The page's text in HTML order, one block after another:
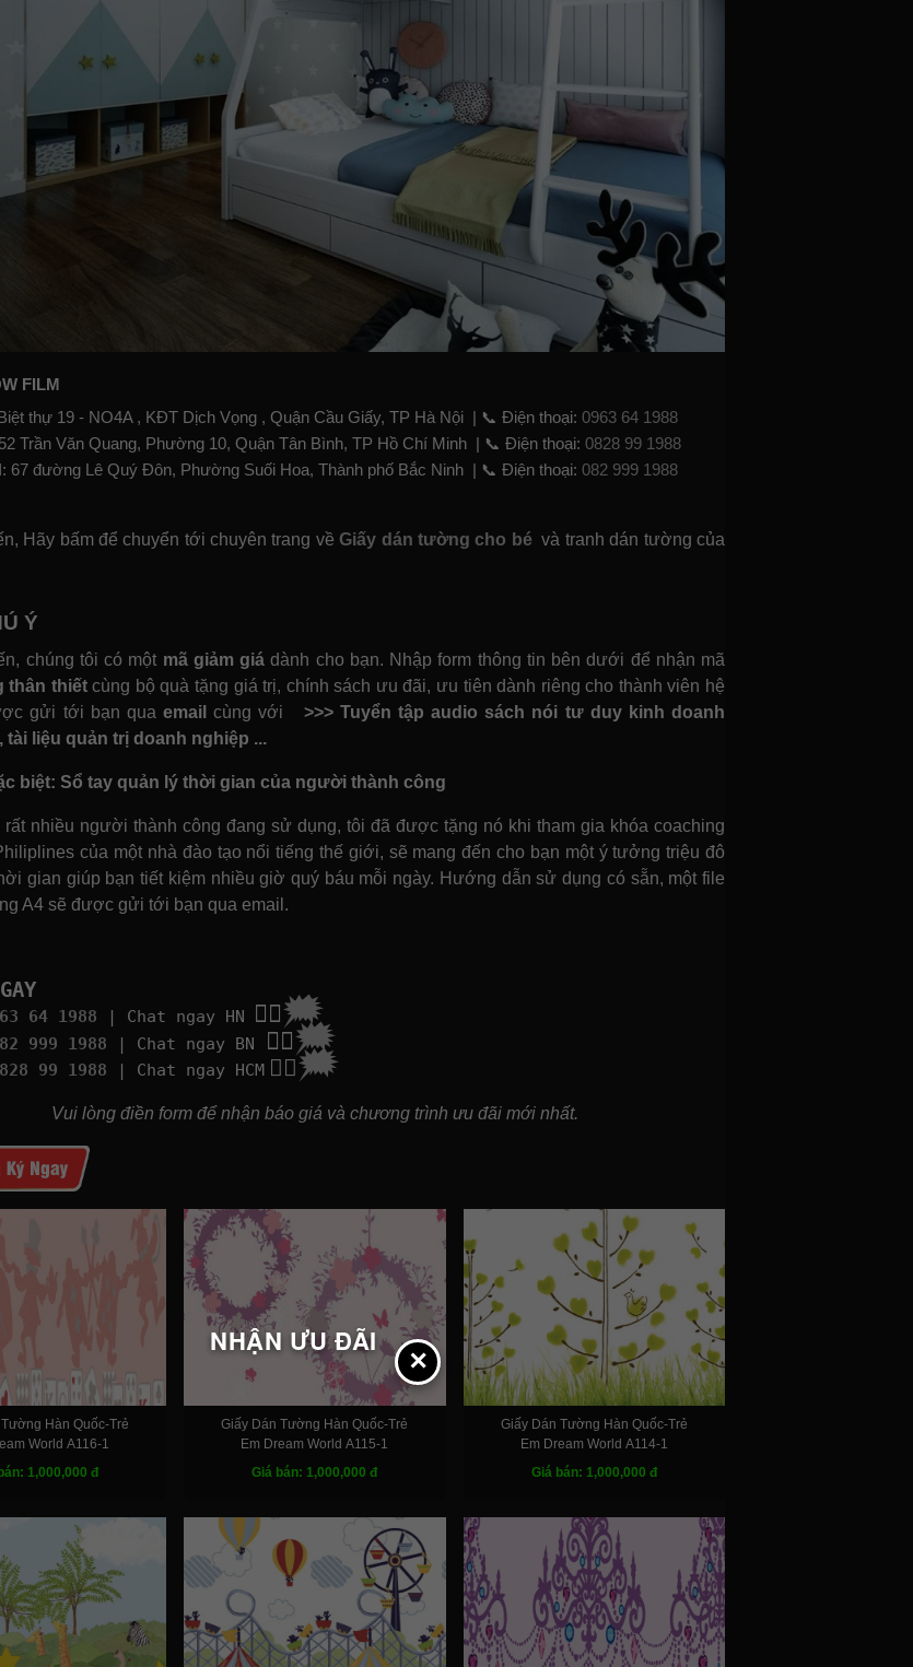
NHẬN ƯU ĐÃI
✕
FILM
thự 19 - NO4A , KĐT Dịch Vọng , Quận Cầu Giấy, TP Hà Nội | 📞 Điện thoại: 0963 64 1988
Trần Văn Quang, Phường 10, Quận Tân Bình, TP Hồ Chí Minh | 📞 Điện thoại: 0828 99 1988
: 67 đường Lê Quý Đôn, Phường Suối Hoa, Thành phố Bắc Ninh | 📞 Điện thoại: 082 999 1988
Hãy bấm để chuyển tới chuyên trang về Giấy dán tường cho bé và tranh dán tường của
Ý
chúng tôi có một mã giảm giá dành cho bạn. Nhập form thông tin bên dưới để nhận mã
thân thiếtcùng bộ quà tặng giá trị, chính sách ưu đãi, ưu tiên dành riêng cho thành viên hệ
gửi tới bạn qua email cùng với >>> Tuyển tập audio sách nói tư duy kinh doanh
tài liệu quản trị doanh nghiệp ...
biệt: Sổ tay quản lý thời gian của người thành công
rất nhiều người thành công đang sử dụng, tôi đã được tặng nó khi tham gia khóa coaching
của một nhà đào tạo nổi tiếng thế giới, sẽ mang đến cho bạn một ý tưởng triệu đô
gian giúp bạn tiết kiệm nhiều giờ quý báu mỗi ngày. Hướng dẫn sử dụng có sẵn, một file
A4 sẽ được gửi tới bạn qua email.
64 1988 | Chat ngay HN 👉🏽🗯
999 1988 | Chat ngay BN 👉🏽🗯
99 1988 | Chat ngay HCM 👉🏽🗯
Vui lòng điền form để nhận báo giá và chương trình ưu đãi mới nhất.
Hàn Quốc-Trẻ
World A116-1
1,000,000 đ
Giấy Dán Tường Hàn Quốc-Trẻ
Em Dream World A115-1
Giá bán: 1,000,000 đ
Giấy Dán Tường Hàn Quốc-Trẻ
Em Dream World A114-1
Giá bán: 1,000,000 đ